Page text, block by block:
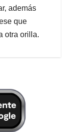
además
que
otra orilla.